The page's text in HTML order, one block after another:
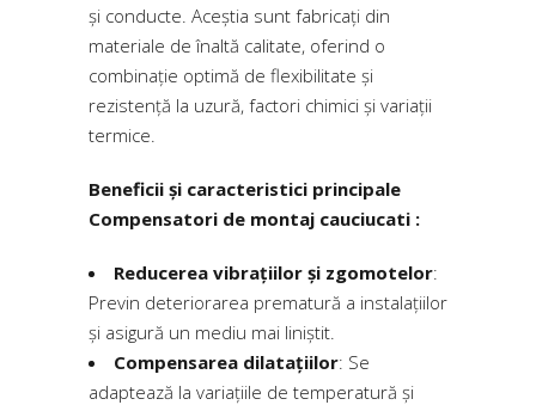
și conducte. Aceștia sunt fabricați din
materiale de înaltă calitate, oferind o
combinație optimă de flexibilitate și
rezistență la uzură, factori chimici și variații
termice.
Beneficii și caracteristici principale
Compensatori de montaj cauciucati :
Reducerea vibrațiilor și zgomotelor:
Previn deteriorarea prematură a instalațiilor
și asigură un mediu mai liniștit.
Compensarea dilatațiilor: Se
adaptează la variațiile de temperatură și